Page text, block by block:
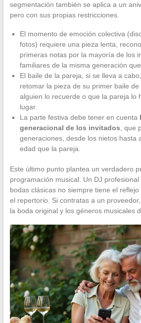
segmentación también se aplica a un
pero con sus propias restricciones.
El momento de emoción colectiva
fotos) requiere una pieza lenta,
primeras notas por la mayoría de los
familiares de la misma generación que
El baile de la pareja, si se lleva a
retomar la pieza de su primer baile
alguien lo recuerde o que la pareja lo
lugar.
La parte festiva debe tener en cuenta
generacional de los invitados , que
generaciones, desde los nietos hasta
edad que la pareja.
Este último punto plantea un verdadero
programación musical. Un DJ
bodas clásicas no siempre tiene el
el repertorio. Si contratas a un
la boda original y los géneros musicales